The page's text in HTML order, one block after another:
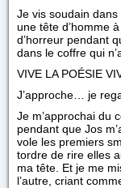
Je vis soudain
une tête d’homme
d’horreur pendant
dans le coffre qui
VIVE LA POÉSIE
J’approche… je
Je m’approchai du
pendant que Jos
vole les premiers
tordre de rire elles
ma tête. Et je me
l’autre, criant